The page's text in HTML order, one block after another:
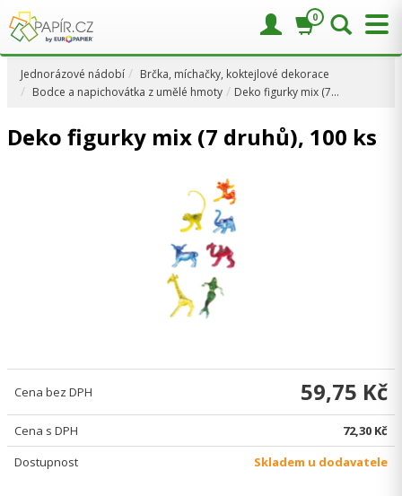
Jednorázové nádobí
Brčka, míchačky, koktejlové dekorace
Bodce a napichovátka z umělé hmoty
Deko figurky mix (7…
Deko figurky mix (7 druhů), 100 ks
Cena bez DPH 59,75 Kč
Cena s DPH
72,30 Kč
Dostupnost
Skladem u dodavatele
0